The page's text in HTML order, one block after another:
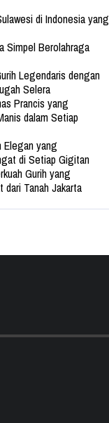
di Indonesia yang
Simpel Berolahraga
Legendaris dengan
Selera
Prancis yang
dalam Setiap
Elegan yang
di Setiap Gigitan
Gurih yang
Tanah Jakarta